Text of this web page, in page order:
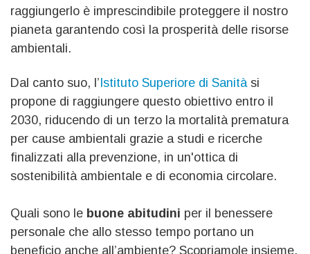
raggiungerlo è imprescindibile proteggere il nostro
pianeta garantendo così la prosperità delle risorse
ambientali.
Dal canto suo, l’ Istituto Superiore di Sanità si
propone di raggiungere questo obiettivo entro il
2030, riducendo di un terzo la mortalità prematura
per cause ambientali grazie a studi e ricerche
finalizzati alla prevenzione, in un'ottica di
sostenibilità ambientale e di economia circolare.
Quali sono le buone abitudini per il benessere
personale che allo stesso tempo portano un
beneficio anche all’ambiente? Scopriamole insieme.